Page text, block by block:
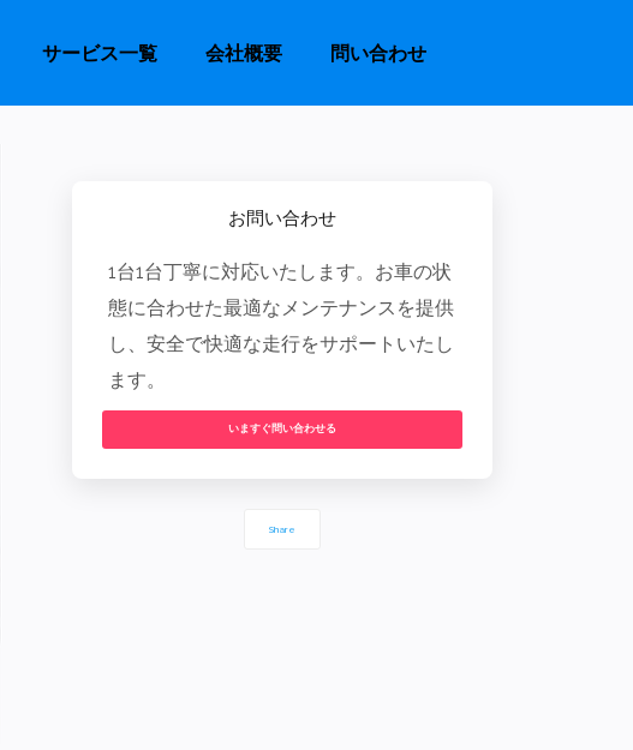
サービス一覧 会社概要 問い合わせ
お問い合わせ
1台1台丁寧に対応いたします。お車の状
態に合わせた最適なメンテナンスを提供
し、安全で快適な走行をサポートいたし
ます。
いますぐ問い合わせる
Share